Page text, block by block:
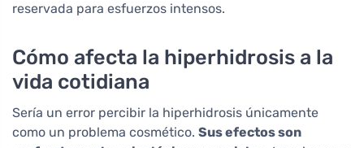
reservada para esfuerzos intensos.
Cómo afecta la hiperhidrosis a la
vida cotidiana
Sería un error percibir la hiperhidrosis únicamente
como un problema cosmético. Sus efectos son